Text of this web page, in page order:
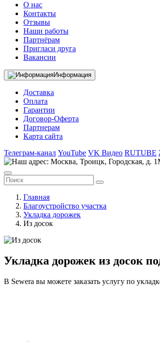
О нас
Контакты
Отзывы
Наши работы
Партнёрам
Пригласи друга
Вакансии
Информация
Доставка
Оплата
Гарантии
Договор-Оферта
Партнерам
Карта сайта
Телеграм-канал YouTube VK Видео RUTUBE
Главная
Благоустройство участка
Укладка дорожек
Из досок
Укладка дорожек из досок
В Sewera вы можете заказать услугу по